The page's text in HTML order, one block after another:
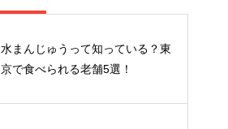
水まんじゅうって知っている？東
京で食べられる老舗5選！